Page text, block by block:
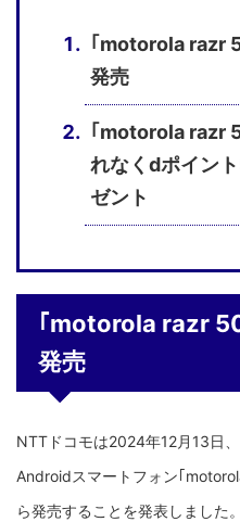
｢motorola razr
発売
｢motorola razr
れなくdポイン
ゼント
｢motorola razr
発売
NTTドコモは2024年12月13日
Androidスマートフォン｢
ら発売することを発表しました